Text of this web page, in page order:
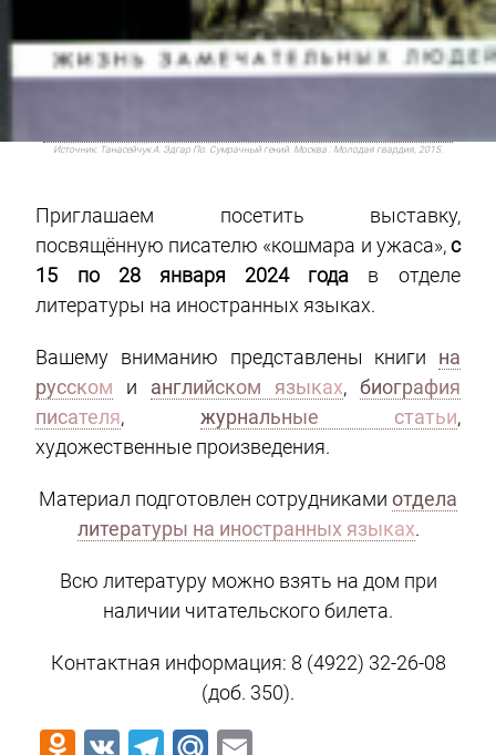
Источник: Танасейчук А. Эдгар По. Сумрачный гений. Москва : Молодая гвардия, 2015.
Приглашаем посетить выставку,
посвящённую писателю «кошмара и ужаса»,с
15 по 28 января 2024 года в отделе
литературы на иностранных языках.
Вашему вниманию представлены книги на
русском и английском языках, биография
писателя, журнальные статьи,
художественные произведения.
Материал подготовлен сотрудниками отдела
литературы на иностранных языках.
Всю литературу можно взять на дом при
наличии читательского билета.
Контактная информация: 8 (4922) 32-26-08
(доб. 350).